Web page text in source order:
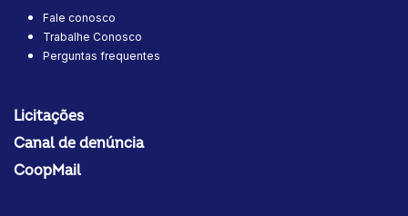
Fale conosco
Trabalhe Conosco
Perguntas frequentes
Licitações
Canal de denúncia
CoopMail